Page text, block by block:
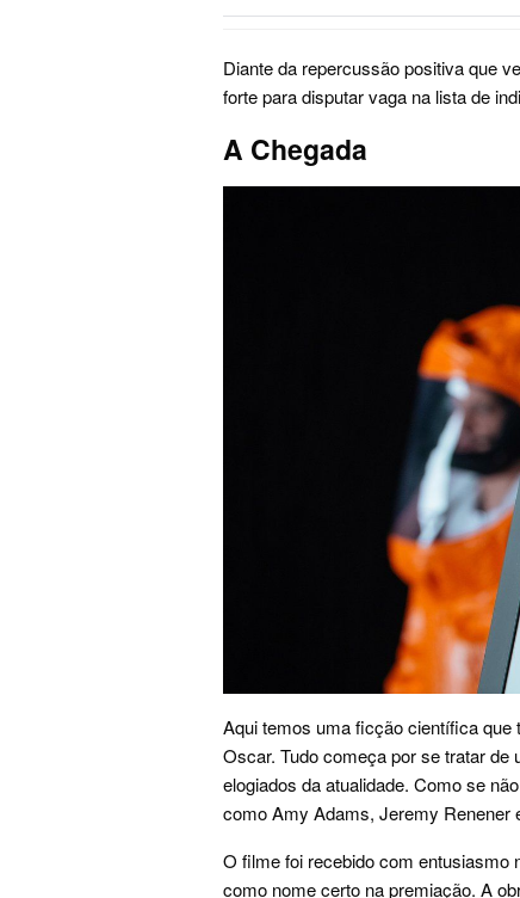
Diante da repercussão positiva que
forte para disputar vaga na lista de
A Chegada
Aqui temos uma ficção científica que
Oscar. Tudo começa por se tratar de
elogiados da atualidade. Como se
como Amy Adams, Jeremy Renener
O filme foi recebido com entusiasmo
como nome certo na premiação. A